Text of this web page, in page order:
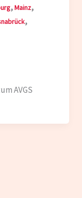
,Mainz,
,
AVGS